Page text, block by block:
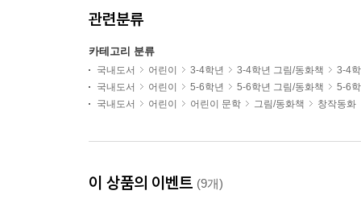
관련분류
카테고리 분류
국내도서 어린이 3-4학년 3-4학년 그림/동화책
3-4
국내도서
어린이 5-6학년 5-6학년 그림/동화책
5-6
국내도서
어린이 어린이 문학 그림/동화책 창작동화
이 상품의 이벤트 (9개)